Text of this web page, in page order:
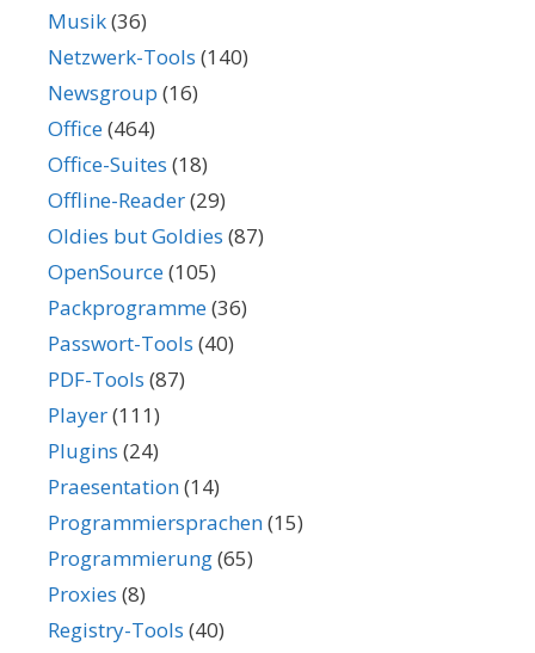
Musik(36)
Netzwerk-Tools (140)
Newsgroup (16)
Office(464)
Office-Suites (18)
Offline-Reader(29)
Oldies but Goldies (87)
OpenSource(105)
Packprogramme(36)
Passwort-Tools (40)
PDF-Tools (87)
Player(111)
Plugins (24)
Praesentation(14)
Programmiersprachen(15)
Programmierung(65)
Proxies (8)
Registry-Tools (40)